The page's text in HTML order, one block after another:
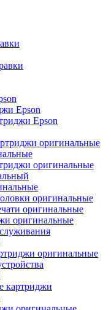
Epson
Epson
оригинальные
оригинальные
оригинальные
оригинальные
оригинальные
оригинальные
картриджи